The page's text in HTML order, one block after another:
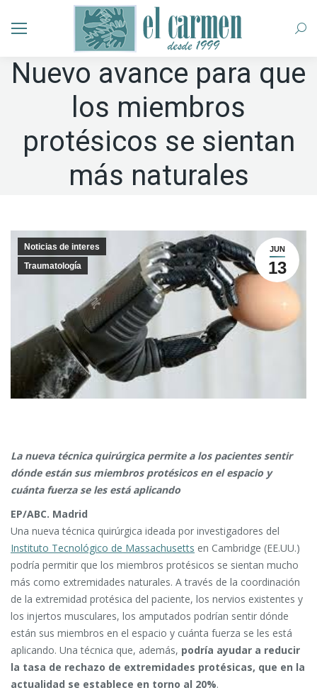
Nuevo avance para que
los miembros
protésicos se sientan
más naturales
JUN
13
Noticias de interes
Traumatología
La nueva técnica quirúrgica permite a los pacientes sentir
dónde están sus miembros protésicos en el espacio y
cuánta fuerza se les está aplicando
EP/ABC. Madrid
Una nueva técnica quirúrgica ideada por investigadores del
Instituto Tecnológico de Massachusetts en Cambridge (EE.UU.)
podría permitir que los miembros protésicos se sientan mucho
más como extremidades naturales. A través de la coordinación
de la extremidad protésica del paciente, los nervios existentes y
los injertos musculares, los amputados podrían sentir dónde
están sus miembros en el espacio y cuánta fuerza se les está
aplicando. Una técnica que, además, podría ayudar a reducir
la tasa de rechazo de extremidades protésicas, que en la
actualidad se establece en torno al 20%.